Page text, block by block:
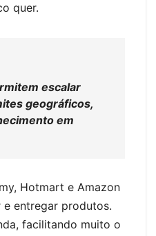
quer.
escalar
geográficos,
em
Hotmart e Amazon
e entregar produtos.
facilitando muito o